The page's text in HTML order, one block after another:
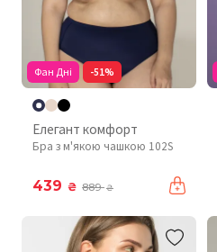
Фан Дні -51%
Елегант комфорт
Бра з м'якою чашкою 102S
439 ₴ 889₴